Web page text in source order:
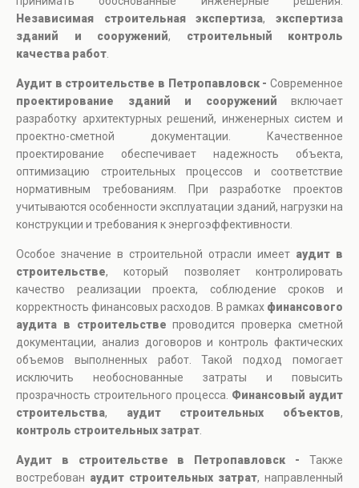
Независимая строительная экспертиза,экспертиза
зданий и сооружений, строительный контроль
качества работ
Аудит в строительстве в Петропавловск - Современное
проектирование зданий и сооружений включает
разработку архитектурных решений, инженерных систем и
проектно-сметной документации. Качественное
проектирование обеспечивает надежность объекта,
оптимизацию строительных процессов и соответствие
нормативным требованиям. При разработке проектов
учитываются особенности эксплуатации зданий, нагрузки на
конструкции и требования к энергоэффективности.
Особое значение в строительной отрасли имеет аудит в
строительстве, который позволяет контролировать
качество реализации проекта, соблюдение сроков и
корректность финансовых расходов. В рамках финансового
аудита в строительстве проводится проверка сметной
документации, анализ договоров и контроль фактических
объемов выполненных работ. Такой подход помогает
исключить необоснованные затраты и повысить
прозрачность строительного процесса. Финансовый аудит
строительства, аудит строительных объектов,
контроль строительных затрат
Аудит в строительстве в Петропавловск - Также
востребован аудит строительных затрат, направленный